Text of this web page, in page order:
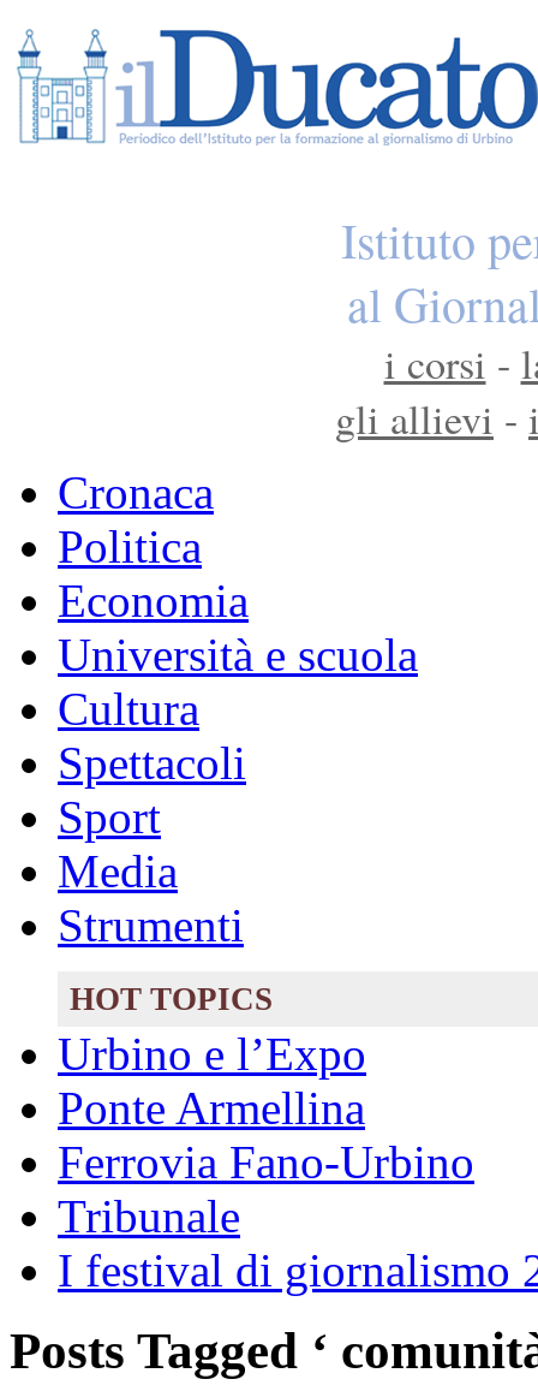
Istituto
al
i corsi -
gli allievi -
Cronaca
Politica
Economia
Università e scuola
Cultura
Spettacoli
Sport
Media
Strumenti
HOT TOPICS
Urbino e l’Expo
Ponte Armellina
Ferrovia Fano-Urbino
Tribunale
I festival di giornalismo
Posts Tagged ‘